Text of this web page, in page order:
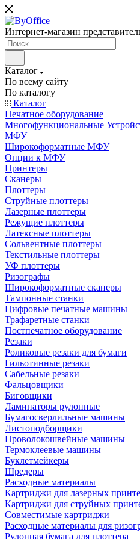
Интернет-магазин
Каталог
По всему сайту
По каталогу
Каталог
Печатное оборудование
Многофункциональные
МФУ
Широкоформатные МФУ
Опции к МФУ
Принтеры
Сканеры
Плоттеры
Струйные плоттеры
Лазерные плоттеры
Режущие плоттеры
Латексные плоттеры
Сольвентные плоттеры
Текстильные плоттеры
УФ плоттеры
Ризографы
Широкоформатные сканеры
Тампонные станки
Цифровые печатные машины
Трафаретные станки
Постпечатное оборудование
Резаки
Роликовые резаки для бумаги
Гильотинные резаки
Сабельные резаки
Фальцовщики
Биговщики
Ламинаторы рулонные
Бумагосверлильные машины
Листоподборщики
Проволокошвейные машины
Термоклеевые машины
Буклетмейкеры
Шредеры
Расходные материалы
Картриджи для лазерных
Картриджи для струйных
Совместимые картриджи
Расходные материалы для
Рулонная бумага для плоттера